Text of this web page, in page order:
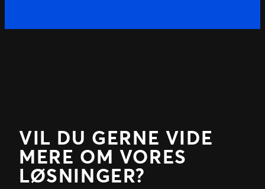
VIL DU GERNE VIDE
MERE OM VORES
LØSNINGER?